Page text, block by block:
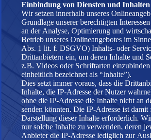
Einbindung von Diensten und
Wir setzen innerhalb unseres
Grundlage unserer berechtigten
an der Analyse, Optimierung und
Betrieb unseres Onlineangebotes im
Abs. 1 lit. f. DSGVO) Inhalts- oder
Drittanbietern ein, um deren Inhalte und
z.B. Videos oder Schriftarten
einheitlich bezeichnet als “Inhalte”).
Dies setzt immer voraus, dass die
Inhalte, die IP-Adresse der Nutzer
ohne die IP-Adresse die Inhalte nicht an
senden könnten. Die IP-Adresse ist damit
Darstellung dieser Inhalte erforderlich.
nur solche Inhalte zu verwenden, deren
Anbieter die IP-Adresse lediglich zur